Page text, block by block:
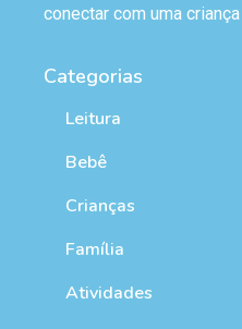
conectar com uma
Categorias
Leitura
Bebê
Crianças
Família
Atividades